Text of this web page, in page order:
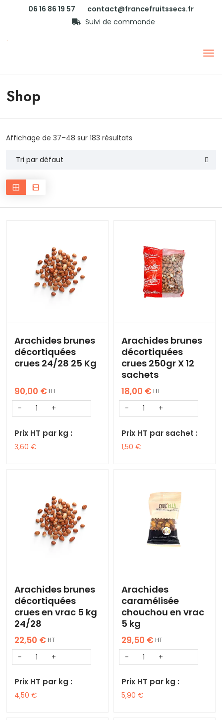
06 16 86 19 57
contact@francefruitssecs.fr
Suivi de commande
Shop
Affichage de 37–48 sur 183 résultats
Arachides brunes
décortiquées
crues 24/28 25 Kg
90,00 €HT
Prix HT par kg :
3,60 €
Arachides brunes
décortiquées
crues 250gr X 12
sachets
18,00 €HT
Prix HT par sachet :
1,50 €
Arachides brunes
décortiquées
crues en vrac 5 kg
24/28
22,50 €HT
Prix HT par kg :
4,50 €
Arachides
caramélisée
chouchou en vrac
5 kg
29,50 €HT
Prix HT par kg :
5,90 €